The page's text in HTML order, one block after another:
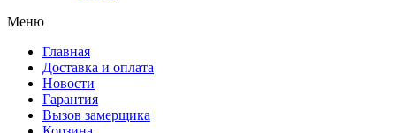
Меню
Главная
Доставка и оплата
Новости
Гарантия
Вызов замерщика